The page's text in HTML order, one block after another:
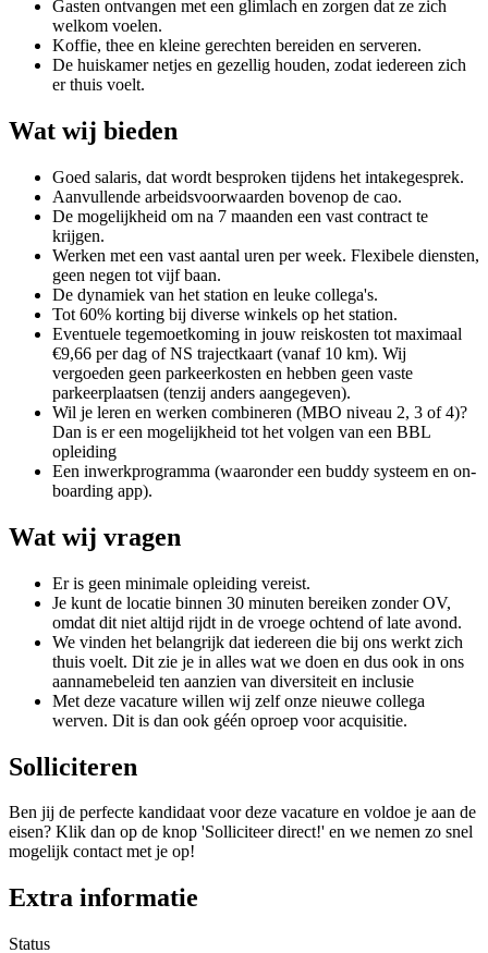
Gasten ontvangen met een glimlach en zorgen dat ze zich
welkom voelen.
Koffie, thee en kleine gerechten bereiden en serveren.
De huiskamer netjes en gezellig houden, zodat iedereen zich
er thuis voelt.
Wat wij bieden
Goed salaris, dat wordt besproken tijdens het intakegesprek.
Aanvullende arbeidsvoorwaarden bovenop de cao.
De mogelijkheid om na 7 maanden een vast contract te
krijgen.
Werken met een vast aantal uren per week. Flexibele diensten,
geen negen tot vijf baan.
De dynamiek van het station en leuke collega's.
Tot 60% korting bij diverse winkels op het station.
Eventuele tegemoetkoming in jouw reiskosten tot maximaal
€9,66 per dag of NS trajectkaart (vanaf 10 km). Wij
vergoeden geen parkeerkosten en hebben geen vaste
parkeerplaatsen (tenzij anders aangegeven).
Wil je leren en werken combineren (MBO niveau 2, 3 of 4)?
Dan is er een mogelijkheid tot het volgen van een BBL
opleiding
Een inwerkprogramma (waaronder een buddy systeem en on-
boarding app).
Wat wij vragen
Er is geen minimale opleiding vereist.
Je kunt de locatie binnen 30 minuten bereiken zonder OV,
omdat dit niet altijd rijdt in de vroege ochtend of late avond.
We vinden het belangrijk dat iedereen die bij ons werkt zich
thuis voelt. Dit zie je in alles wat we doen en dus ook in ons
aannamebeleid ten aanzien van diversiteit en inclusie
Met deze vacature willen wij zelf onze nieuwe collega
werven. Dit is dan ook géén oproep voor acquisitie.
Solliciteren
Ben jij de perfecte kandidaat voor deze vacature en voldoe je aan de
eisen? Klik dan op de knop 'Solliciteer direct!' en we nemen zo snel
mogelijk contact met je op!
Extra informatie
Status